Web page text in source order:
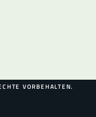
VORBEHALTEN.